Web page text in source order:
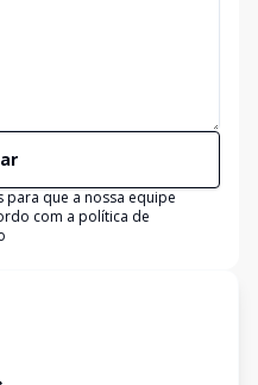
que a nossa equipe
com a política de